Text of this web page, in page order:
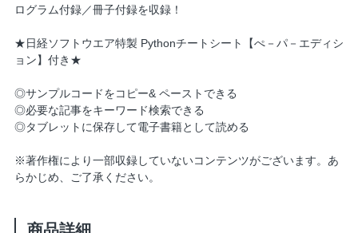
ログラム付録／冊子付録を収録！
★日経ソフトウエア特製 Pythonチートシート【ぺ－パ－エディシ
ョン】付き★
◎サンプルコードをコピー& ペーストできる
◎必要な記事をキーワード検索できる
◎タブレットに保存して電子書籍として読める
※著作権により一部収録していないコンテンツがございます。あ
らかじめ、ご了承ください。